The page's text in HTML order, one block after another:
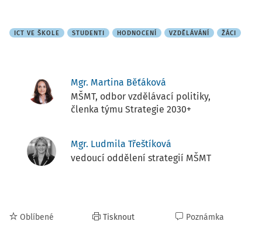
ICT VE ŠKOLE STUDENTI HODNOCENÍ VZDĚLÁVÁNÍ ŽÁCI
Mgr. Martina Běťáková
MŠMT, odbor vzdělávací politiky,
členka týmu Strategie 2030+
Mgr. Ludmila Třeštíková
vedoucí oddělení strategií MŠMT
Oblíbené Tisknout Poznámka